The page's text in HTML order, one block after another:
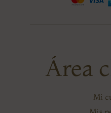
Área
Mi